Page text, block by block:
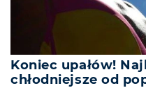
Koniec upałów!
chłodniejsze od